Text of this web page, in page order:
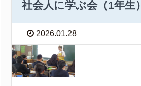
社会人に学ぶ会（1年生）
2026.01.28